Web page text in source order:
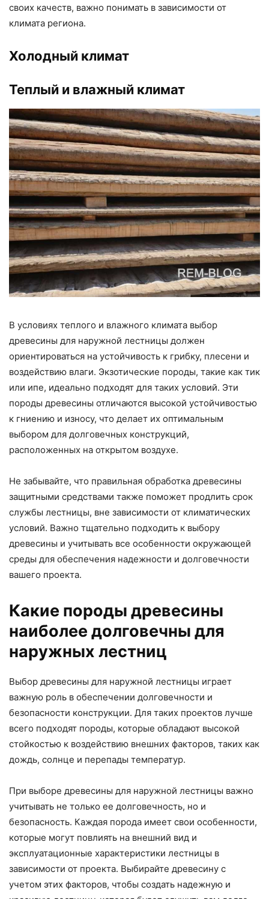
своих качеств, важно понимать в зависимости от
климата региона.
Холодный климат
Теплый и влажный климат
В условиях теплого и влажного климата выбор
древесины для наружной лестницы должен
ориентироваться на устойчивость к грибку, плесени и
воздействию влаги. Экзотические породы, такие как тик
или ипе, идеально подходят для таких условий. Эти
породы древесины отличаются высокой устойчивостью
к гниению и износу, что делает их оптимальным
выбором для долговечных конструкций,
расположенных на открытом воздухе.
Не забывайте, что правильная обработка древесины
защитными средствами также поможет продлить срок
службы лестницы, вне зависимости от климатических
условий. Важно тщательно подходить к выбору
древесины и учитывать все особенности окружающей
среды для обеспечения надежности и долговечности
вашего проекта.
Какие породы древесины
наиболее долговечны для
наружных лестниц
Выбор древесины для наружной лестницы играет
важную роль в обеспечении долговечности и
безопасности конструкции. Для таких проектов лучше
всего подходят породы, которые обладают высокой
стойкостью к воздействию внешних факторов, таких как
дождь, солнце и перепады температур.
При выборе древесины для наружной лестницы важно
учитывать не только ее долговечность, но и
безопасность. Каждая порода имеет свои особенности,
которые могут повлиять на внешний вид и
эксплуатационные характеристики лестницы в
зависимости от проекта. Выбирайте древесину с
учетом этих факторов, чтобы создать надежную и